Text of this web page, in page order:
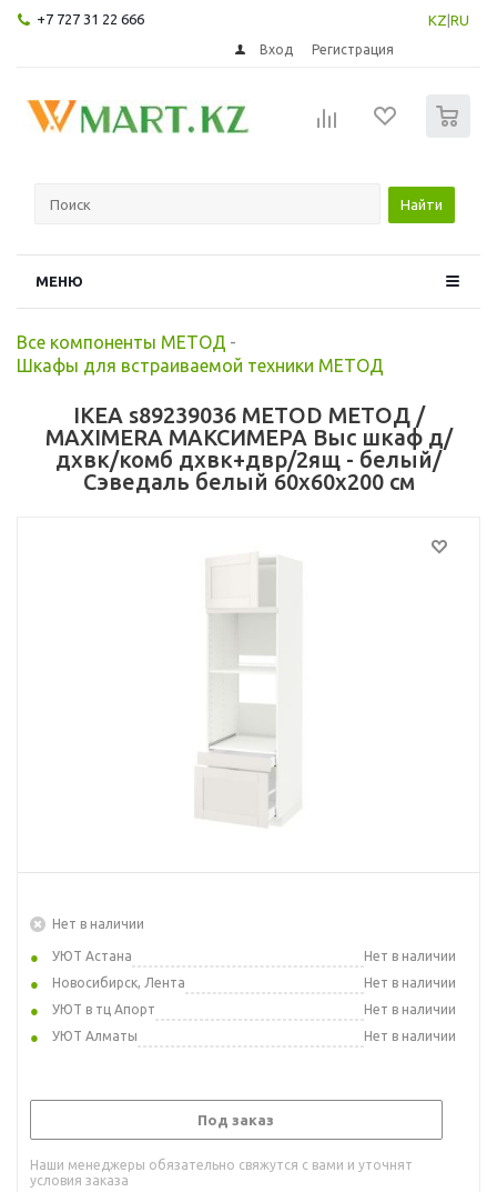
+7 727 31 22 666 KZ RU
Вход Регистрация
Найти
МЕНЮ
Все компоненты МЕТОД -
Шкафы для встраиваемой техники МЕТОД
IKEA s89239036 METOD МЕТОД /
MAXIMERA МАКСИМЕРА Выс шкаф д/
дхвк/комб дхвк+двр/2ящ - белый/
Сэведаль белый 60x60x200 см
Нет в наличии
УЮТ Астана
Нет в наличии
Новосибирск, Лента
Нет в наличии
УЮТ в тц Апорт
Нет в наличии
УЮТ Алматы
Нет в наличии
Под заказ
Наши менеджеры обязательно свяжутся с вами и уточнят
условия заказа